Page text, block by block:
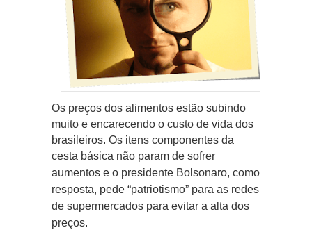
Os preços dos alimentos estão subindo
muito e encarecendo o custo de vida dos
brasileiros. Os itens componentes da
cesta básica não param de sofrer
aumentos e o presidente Bolsonaro, como
resposta, pede “patriotismo” para as redes
de supermercados para evitar a alta dos
preços.